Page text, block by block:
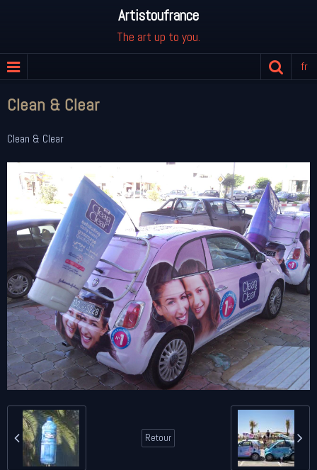
Artistoufrance
The art up to you.
fr
Clean & Clear
Clean & Clear
Retour